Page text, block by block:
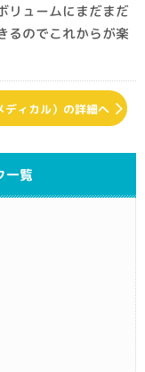
リュームにまだまだ
るのでこれからが楽
ディカル）の詳細へ
一覧